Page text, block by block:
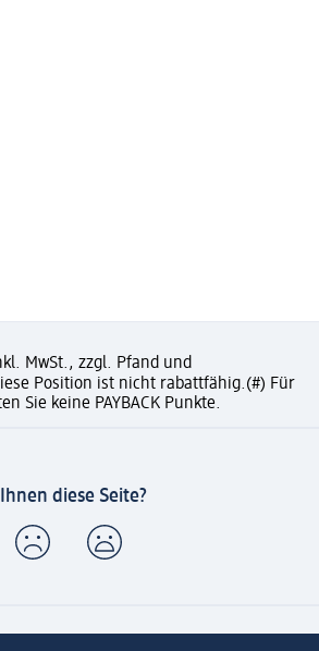
MwSt., zzgl. Pfand und
Position ist nicht rabattfähig.(#) Für
Sie keine PAYBACK Punkte.
diese Seite?